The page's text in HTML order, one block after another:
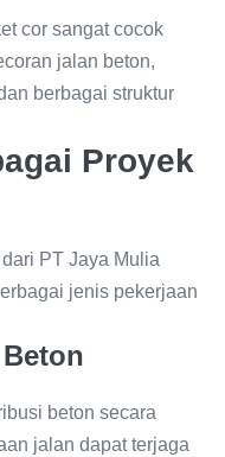
cor sangat cocok
jalan beton,
berbagai struktur
Proyek
PT Jaya Mulia
jenis pekerjaan
beton secara
jalan dapat terjaga